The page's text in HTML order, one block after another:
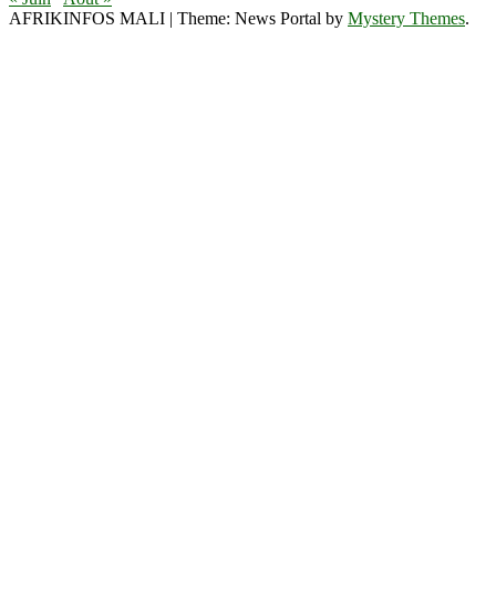
AFRIKINFOS MALI | Theme: News Portal by Mystery Themes.